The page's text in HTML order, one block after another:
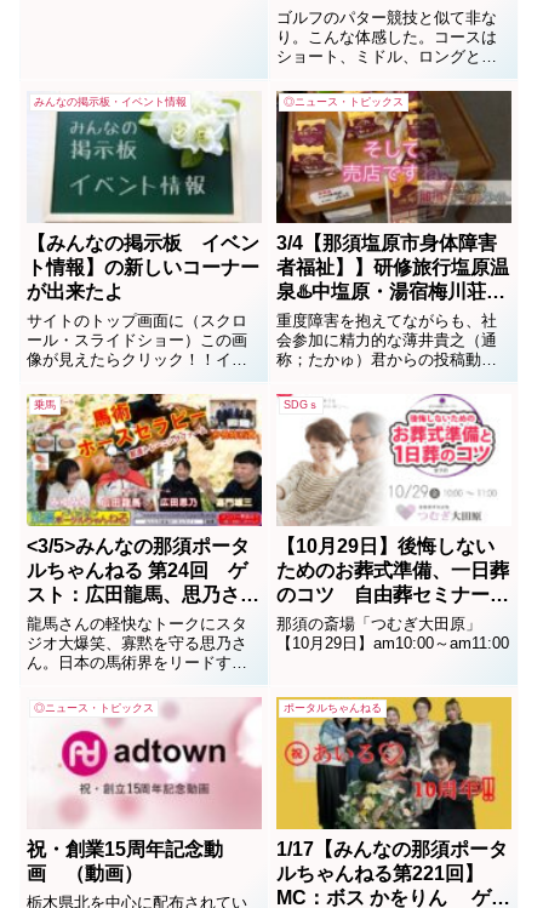
初体験を収録。参加者は約
４００人とフルハウス。
ゴルフのパター競技と似て非な
り。こんな体感した。コースは
ショート、ミドル、ロングと有
りワンラウンド8ホール（パー２
４）前半、後半とも２ラウンド
の計4ラウンド（パー９６）で競
技するというもの。身近で手軽
に誰にでも出来るゲームスポー
ツとして全国的なブームになり
つつある。そんなグランド...
みんなの掲示板・イベント情報
【みんなの掲示板 イベン
ト情報】の新しいコーナー
が出来たよ
サイトのトップ画面に（スクロ
ール・スライドショー）この画
像が見えたらクリック！！イベ
掲載されているよ。掲載希望者
どしどし連絡ください。連絡先
は nasuportal@gmail.com ま
で、直接に送ってください。
◎ニュース・トピックス
3/4【那須塩原市身体障害
者福祉】】研修旅行塩原温
泉♨️中塩原・湯宿梅川荘。
(byたかゅ）
重度障害を抱えてながらも、社
会参加に精力的な薄井貴之（通
称；たかゅ）君からの投稿動画
乗馬
<3/5>みんなの那須ポータ
ルちゃんねる 第24回 ゲ
スト：広田龍馬、思乃さん
(馬術競技日本チャンピオ
ン）☆特付「綾瀬はるか
編」
龍馬さんの軽快なトークにスタ
ジオ大爆笑、寡黙を守る思乃さ
ん。日本の馬術界をリードする
ン。オーラが出っぱなしのトー
クは番組史上最短時間（感覚）
にて収録。その後の会話は、と
どまること知らず盛り上がりっ
ぱなし当日でした。綾瀬はるか
出演の馬術編（那須トレーニン
SDGｓ
【10月29日】後悔しない
ためのお葬式準備、一日葬
のコツ 自由葬セミナー開
催
那須の斎場「つむぎ大田原」
【10月29日】am10:00～am11:00
◎ニュース・トピックス
祝・創業15周年記念動
画 （動画）
栃木県北を中心に配布されてい
ポータルちゃんねる
1/17【みんなの那須ポータ
ルちゃんねる第221回】
MC：ボス かをりん ゲス